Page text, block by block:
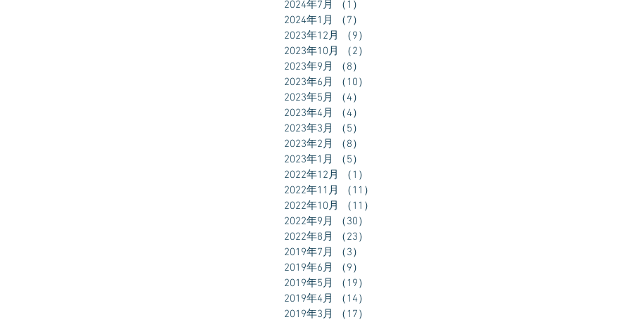
2024年7月
（1）
2024年1月
（7）
2023年12月
（9）
2023年10月
（2）
2023年9月
（8）
2023年6月
（10）
2023年5月
（4）
2023年4月
（4）
2023年3月
（5）
2023年2月
（8）
2023年1月
（5）
2022年12月
（1）
2022年11月
（11）
2022年10月
（11）
2022年9月
（30）
2022年8月
（23）
2019年7月
（3）
2019年6月
（9）
2019年5月
（19）
2019年4月
（14）
2019年3月
（17）